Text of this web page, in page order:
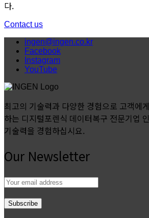
다.
Contact us
ingen@ingen.co.kr
Facebook
Instagram
YouTube
최고의 기술력과 다양한 경험으로 고객에
하는 디지털포렌식 데이터복구 전문기업
기술력을 경험하십시요.
Our Newsletter
Email
address: